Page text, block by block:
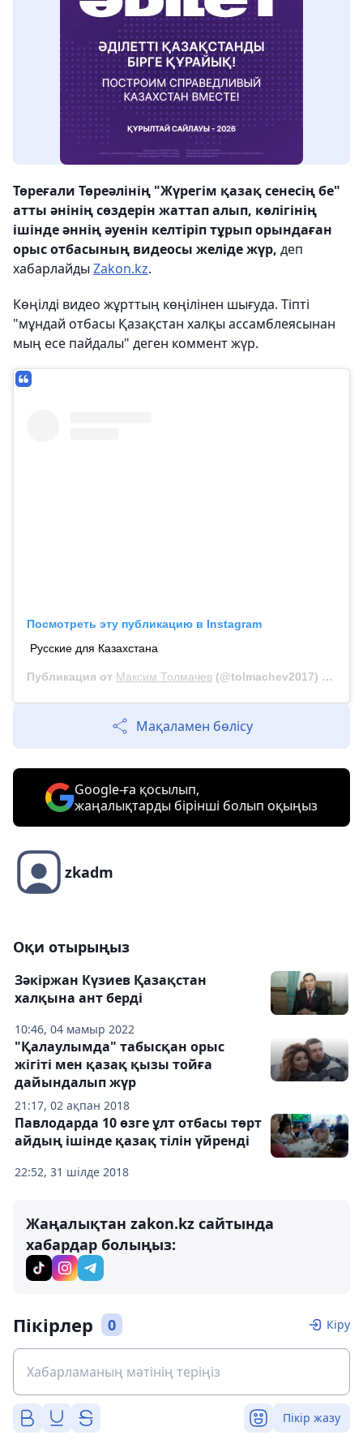
Төреғали Төреәлінің "Жүрегім қазақ сенесің бе"
атты әнінің сөздерін жаттап алып, көлігінің
ішінде әннің әуенін келтіріп тұрып орындаған
орыс отбасының видеосы желіде жүр, деп
хабарлайды Zakon.kz.
Көңілді видео жұрттың көңілінен шығуда. Тіпті
"мұндай отбасы Қазақстан халқы ассамблеясынан
мың есе пайдалы" деген коммент жүр.
Посмотреть эту публикацию в Instagram
Русские для Казахстана
Публикация от Максим Толмачев (@tolmachev2017) 13 Май
Мақаламен бөлісу
Google-ға қосылып,
жаңалықтарды бірінші болып оқыңыз
zkadm
Оқи отырыңыз
10:46, 04 мамыр 2022
Зәкіржан Күзиев Қазақстан
халқына ант берді
21:17, 02 ақпан 2018
"Қалаулымда" табысқан орыс
жігіті мен қазақ қызы тойға
дайындалып жүр
22:52, 31 шілде 2018
Павлодарда 10 өзге ұлт отбасы төрт
айдың ішінде қазақ тілін үйренді
Жаңалықтан zakon.kz сайтында
хабардар болыңыз:
Пікірлер 0 Кіру
Пікір жазу